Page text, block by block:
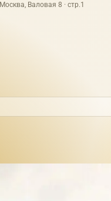
Москва, Валовая 8 · стр.1